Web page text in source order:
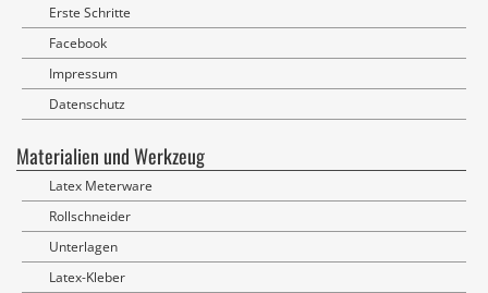
Erste Schritte
Facebook
Impressum
Datenschutz
Materialien und Werkzeug
Latex Meterware
Rollschneider
Unterlagen
Latex-Kleber